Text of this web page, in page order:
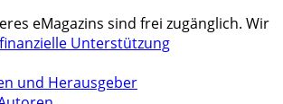
eMagazins sind frei zugänglich. Wir
finanzielle Unterstützung
und Herausgeber